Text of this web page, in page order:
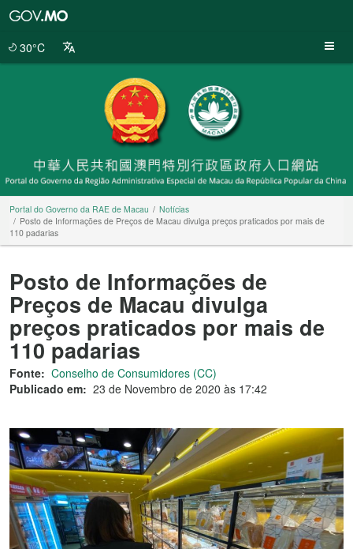
30°C
Portal do Governo da RAE de Macau
Notícias
Posto de Informações de Preços de Macau divulga preços praticados por mais de
110 padarias
Posto de Informações de
Preços de Macau divulga
preços praticados por mais de
110 padarias
Fonte: Conselho de Consumidores (CC)
Publicado em: 23 de Novembro de 2020 às 17:42